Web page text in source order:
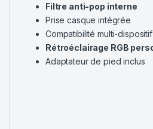
Filtre anti-pop interne
Prise casque intégrée
Compatibilité multi-
Rétroéclairage RGB
Adaptateur de pied inclus